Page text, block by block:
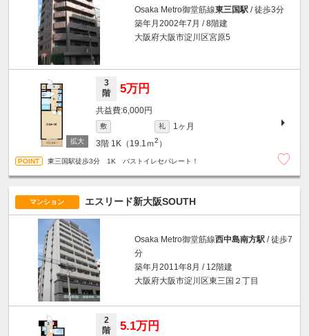
Osaka Metro御堂筋線東三国駅 / 徒歩3分
築年月2002年7月 / 8階建
大阪府大阪市淀川区宮原5
3
階
5万円
6,000円
敷 礼
1ヶ月
3階 1K（19.1ｍ2 ）
東三国駅徒歩3分 1K バストイレセパレート！
マンション エスリード新大阪SOUTH
Osaka Metro御堂筋線西中島南方駅 / 徒歩7
分
築年月2011年8月 / 12階建
大阪府大阪市淀川区東三国２丁目
2
階
5.1万円